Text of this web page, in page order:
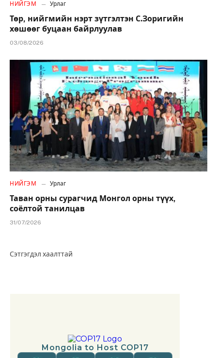
НИЙГЭМ Урлаг
Төр, нийгмийн нэрт зүтгэлтэн С.Зоригийн
хөшөөг буцаан байрлуулав
03/08/2026
НИЙГЭМ Урлаг
Таван орны сурагчид Монгол орны түүх,
соёлтой танилцав
31/07/2026
Сэтгэгдэл хаалттай